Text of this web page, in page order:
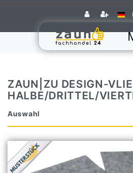
ZAUN|ZU DESIGN-
HALBE/DRITTEL/
Auswahl